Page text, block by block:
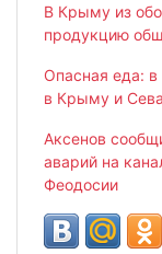
В Крыму из
продукцию
Опасная еда: в
в Крыму и
Аксенов
аварий на
Феодосии